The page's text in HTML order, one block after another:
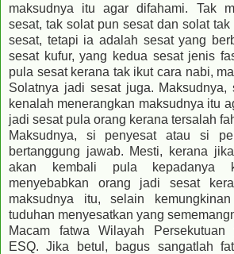
maksudnya itu agar difahami. Tak
sesat, tak solat pun sesat dan solat
sesat, tetapi ia adalah sesat yang
sesat kufur, yang kedua sesat jenis
pula sesat kerana tak ikut cara nabi,
Solatnya jadi sesat juga. Maksudnya,
kenalah menerangkan maksudnya itu
jadi sesat pula orang kerana tersalah
Maksudnya, si penyesat atau si
bertanggung jawab. Mesti, kerana
akan kembali pula kepadanya
menyebabkan orang jadi sesat
maksudnya itu, selain
tuduhan menyesatkan yang
Macam fatwa Wilayah Persekutuan
ESQ. Jika betul, bagus sangatlah